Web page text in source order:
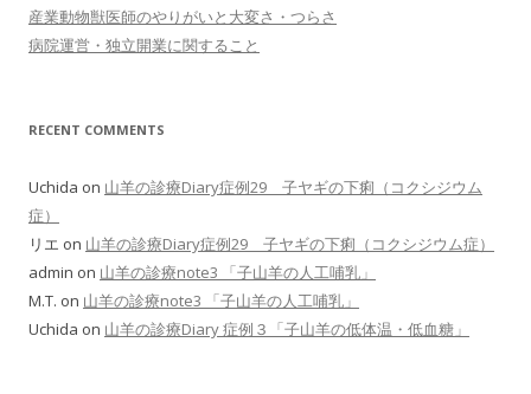
産業動物獣医師のやりがいと大変さ・つらさ
病院運営・独立開業に関すること
RECENT COMMENTS
Uchida on 山羊の診療Diary症例29 子ヤギの下痢（コクシジウム
症）
リエ on 山羊の診療Diary症例29 子ヤギの下痢（コクシジウム症）
admin on 山羊の診療note3 「子山羊の人工哺乳」
M.T. on 山羊の診療note3 「子山羊の人工哺乳」
Uchida on 山羊の診療Diary 症例３「子山羊の低体温・低血糖」